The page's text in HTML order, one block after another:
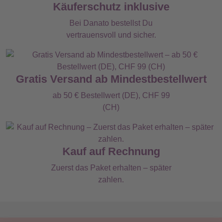
Käuferschutz inklusive
Bei Danato bestellst Du
vertrauensvoll und sicher.
Gratis Versand ab Mindestbestellwert
ab 50 € Bestellwert (DE), CHF 99
(CH)
Kauf auf Rechnung
Zuerst das Paket erhalten – später
zahlen.